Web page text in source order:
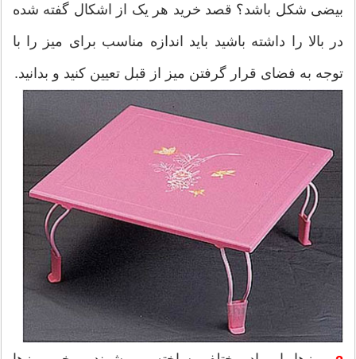
بیضی شکل باشد؟ قصد خرید هر یک از اشکال گفته شده
در بالا را داشته باشید باید اندازه مناسب برای میز را با
توجه به فضای قرار گرفتن میز از قبل تعیین کنید و بدانید.